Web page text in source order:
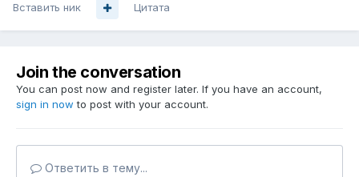
Вставить ник Цитата
Join the conversation
You can post now and register later. If you have an account,
sign in now to post with your account.
Ответить в тему...